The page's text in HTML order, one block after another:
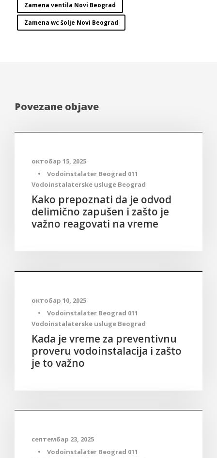
Zamena ventila Novi Beograd
Zamena wc šolje Novi Beograd
Povezane objave
октобар 15, 2025
•
Vodoinstalater Beograd 011
Vodoinstalaterske usluge Beograd
Kako prepoznati da je odvod
delimično zapušen i zašto je
važno reagovati na vreme
октобар 10, 2025
•
Vodoinstalater Beograd 011
Vodoinstalaterske usluge Beograd
Kada je vreme za preventivnu
proveru vodoinstalacija i zašto
je to važno
септембар 23, 2025
•
Vodoinstalater Beograd 011